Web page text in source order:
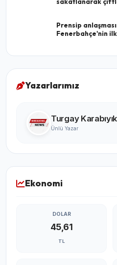
Prensip
Fenerbahçe'nin
Yazarlarımız
Turgay Karabıyık
Ünlü Yazar
Ekonomi
DOLAR
45,61
TL